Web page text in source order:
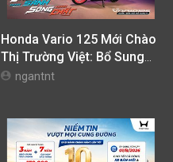
Honda Vario 125 Mới Chào
Thị Trường Việt: Bổ Sung
Phiên Bản Street, Giá Từ
ngantnt